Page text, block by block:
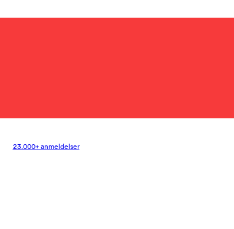
23.000+ anmeldelser